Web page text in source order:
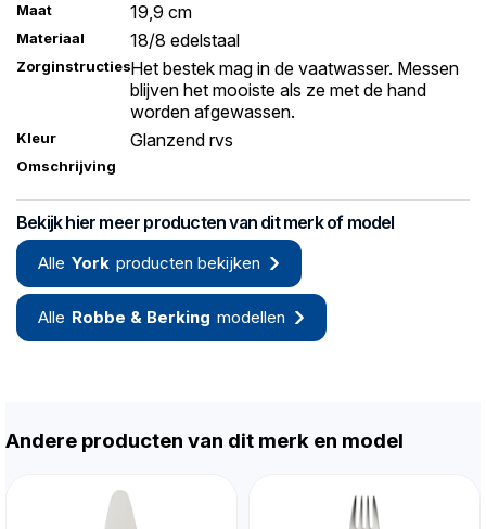
Maat
19,9 cm
Materiaal 18/8 edelstaal
ZorginstructiesHet bestek mag in de vaatwasser. Messen
blijven het mooiste als ze met de hand
worden afgewassen.
Kleur Glanzend rvs
Omschrijving
Bekijk hier meer producten van dit merk of model
Alle York producten bekijken
Alle Robbe & Berking modellen
Andere producten van dit merk en model